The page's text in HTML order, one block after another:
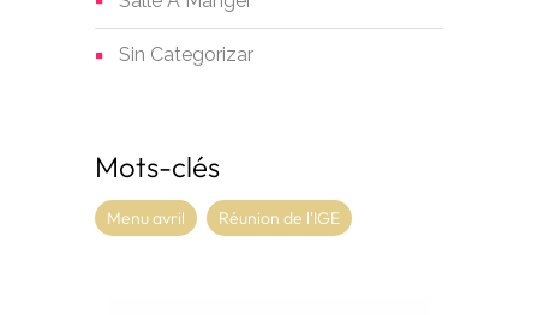
Sin Categorizar
Mots-clés
Menu avril Réunion de l'IGE